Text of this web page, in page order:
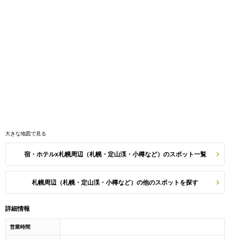
大きな地図で見る
宿・ホテルx札幌周辺（札幌・定山渓・小樽など）のスポット一覧
札幌周辺（札幌・定山渓・小樽など）の他のスポットを探す
詳細情報
営業時間